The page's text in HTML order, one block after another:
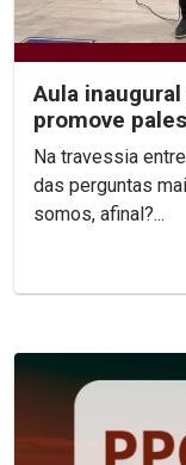
Aula
promove
Na travessia
das perguntas
somos, afinal?...